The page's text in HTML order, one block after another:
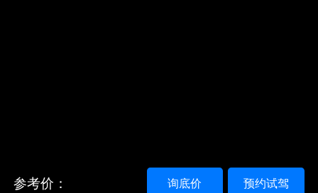
参考价： 预约试驾
询底价